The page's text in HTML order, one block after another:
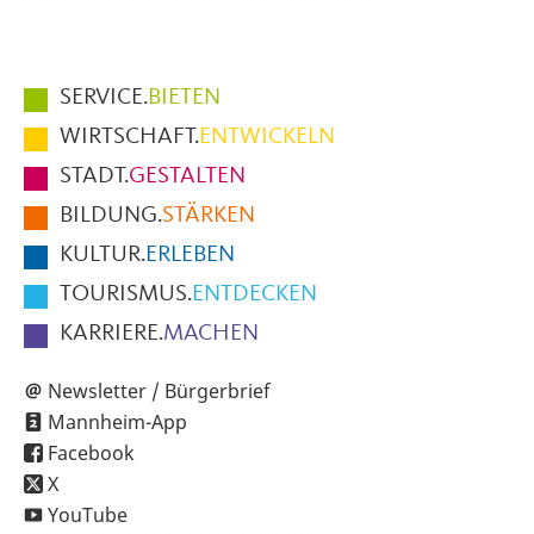
Hauptmenüpunkte
im
Fußbereich
der
Seite
SERVICE.BIETEN
WIRTSCHAFT.ENTWICKELN
STADT.GESTALTEN
BILDUNG.STÄRKEN
KULTUR.ERLEBEN
TOURISMUS.ENTDECKEN
KARRIERE.MACHEN
Newsletter / Bürgerbrief
Mannheim-App
Facebook
X
YouTube